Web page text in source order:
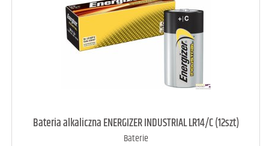
art. dostępny 7
Bateria alkaliczna ENERGIZER INDUSTRIAL LR14/C (12szt)
Baterie